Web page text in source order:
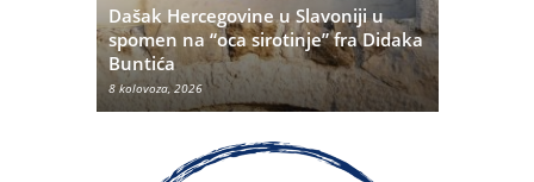
Dašak Hercegovine u Slavoniji u
spomen na “oca sirotinje” fra Didaka
Buntića
8 kolovoza, 2026